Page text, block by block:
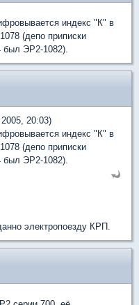
индекс "К" в
(депо приписки
был ЭР2-1082).
20:03)
индекс "К" в
(депо приписки
был ЭР2-1082).
электропоезду КРП.